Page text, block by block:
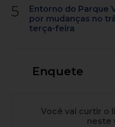
5
Entorno do Parque
por mudanças no
terça-feira
Enquete
Você vai curtir o
neste